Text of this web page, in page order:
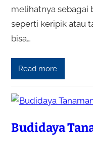
melihatnya sebagai
seperti keripik atau
bisa…
Read more
Budidaya